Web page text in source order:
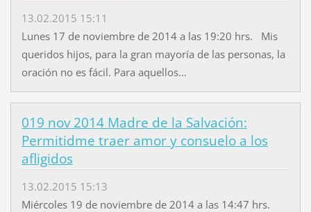
13.02.2015 15:11
Lunes 17 de noviembre de 2014 a las 19:20 hrs. Mis
queridos hijos, para la gran mayoría de las personas, la
oración no es fácil. Para aquellos...
019 nov 2014 Madre de la Salvación:
Permitidme traer amor y consuelo a los
afligidos
13.02.2015 15:13
Miércoles 19 de noviembre de 2014 a las 14:47 hrs.